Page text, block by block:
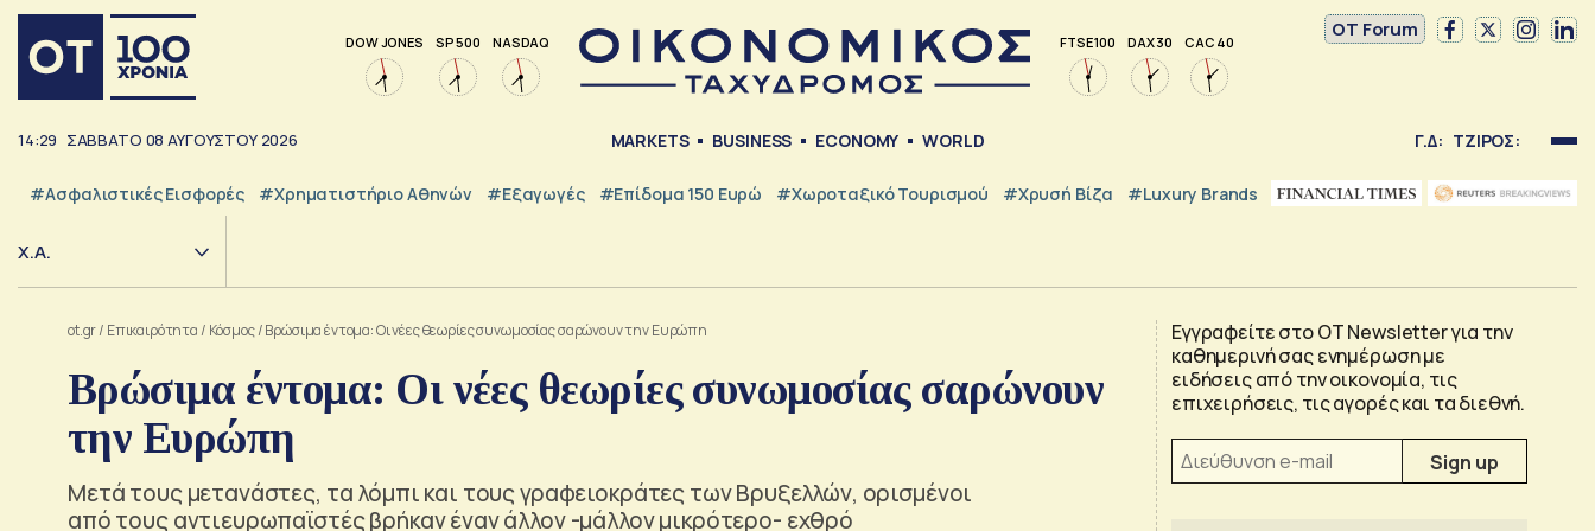
DOW JONES SP 500 NASDAQ FTSE 100 DAX 30 CAC 40
OT Forum
14:29 ΣΑΒΒΑΤΟ 08 ΑΥΓΟΥΣΤΟΥ 2026 MARKETS BUSINESS ECONOMY WORLD Γ.Δ: ΤΖΙΡΟΣ:
#Ασφαλιστικές Εισφορές #Χρηματιστήριο Αθηνών #εξαγωγές #Επίδομα 150 Ευρώ #Χωροταξικό Τουρισμού #Χρυσή Βίζα #luxury Brands
Χ.Α.
ot.gr/ Επικαιρότητα / Κόσμος/Βρώσιμα έντομα: Οι νέες θεωρίες συνωμοσίας σαρώνουν την Ευρώπη
Βρώσιμα έντομα: Οι νέες θεωρίες συνωμοσίας σαρώνουν
την Ευρώπη
Μετά τους μετανάστες, τα λόμπι και τους γραφειοκράτες των Βρυξελλών, ορισμένοι
από τους αντιευρωπαϊστές βρήκαν έναν άλλον -μάλλον μικρότερο- εχθρό
Εγγραφείτε στο OT Newsletter για την
καθημερινή σας ενημέρωση με
ειδήσεις από την οικονομία, τις
επιχειρήσεις, τις αγορές και τα διεθνή.